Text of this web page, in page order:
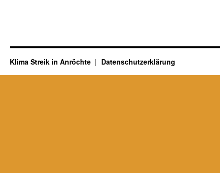
Klima Streik in Anröchte Datenschutzerklärung